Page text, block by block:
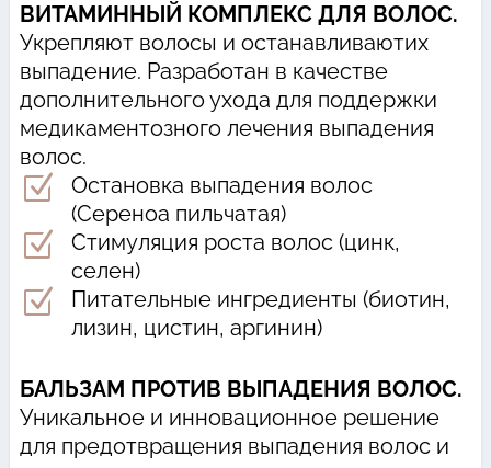
ВИТАМИННЫЙ КОМПЛЕКС ДЛЯ ВОЛОС.
Укрепляют волосы и останавливаютих
выпадение. Разработан в качестве
дополнительного ухода для поддержки
медикаментозного лечения выпадения
волос.
Z
Остановка выпадения волос
(Сереноа пильчатая)
Z
Стимуляция роста волос (цинк,
селен)
Z
Питательные ингредиенты (биотин,
лизин, цистин, аргинин)
БАЛЬЗАМ ПРОТИВ ВЫПАДЕНИЯ ВОЛОС.
Уникальное и инновационное решение
для предотвращения выпадения волос и